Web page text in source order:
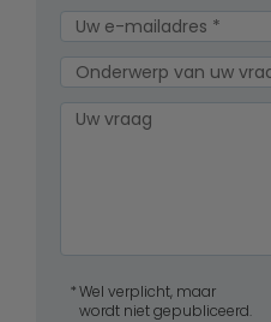
Wel verplicht, maar
wordt niet gepubliceerd.